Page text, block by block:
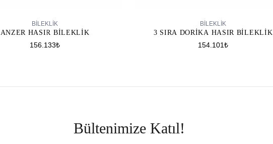
BİLEKLİK
ANZER HASIR BILEKLIK
156.133₺
BİLEKLİK
3 SIRA DORIKA HASIR BILEKLIK
154.101₺
Bültenimize Katıl!